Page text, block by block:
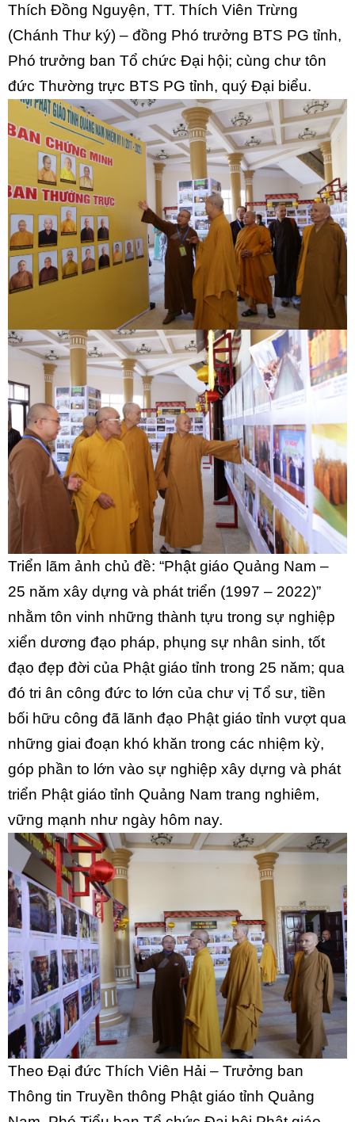
Thích Đồng Nguyện, TT. Thích Viên Trừng
(Chánh Thư ký) – đồng Phó trưởng BTS PG tỉnh,
Phó trưởng ban Tổ chức Đại hội; cùng chư tôn
đức Thường trực BTS PG tỉnh, quý Đại biểu.
Triển lãm ảnh chủ đề: “Phật giáo Quảng Nam –
25 năm xây dựng và phát triển (1997 – 2022)”
nhằm tôn vinh những thành tựu trong sự nghiệp
xiển dương đạo pháp, phụng sự nhân sinh, tốt
đạo đẹp đời của Phật giáo tỉnh trong 25 năm; qua
đó tri ân công đức to lớn của chư vị Tổ sư, tiền
bối hữu công đã lãnh đạo Phật giáo tỉnh vượt qua
những giai đoạn khó khăn trong các nhiệm kỳ,
góp phần to lớn vào sự nghiệp xây dựng và phát
triển Phật giáo tỉnh Quảng Nam trang nghiêm,
vững mạnh như ngày hôm nay.
Theo Đại đức Thích Viên Hải – Trưởng ban
Thông tin Truyền thông Phật giáo tỉnh Quảng